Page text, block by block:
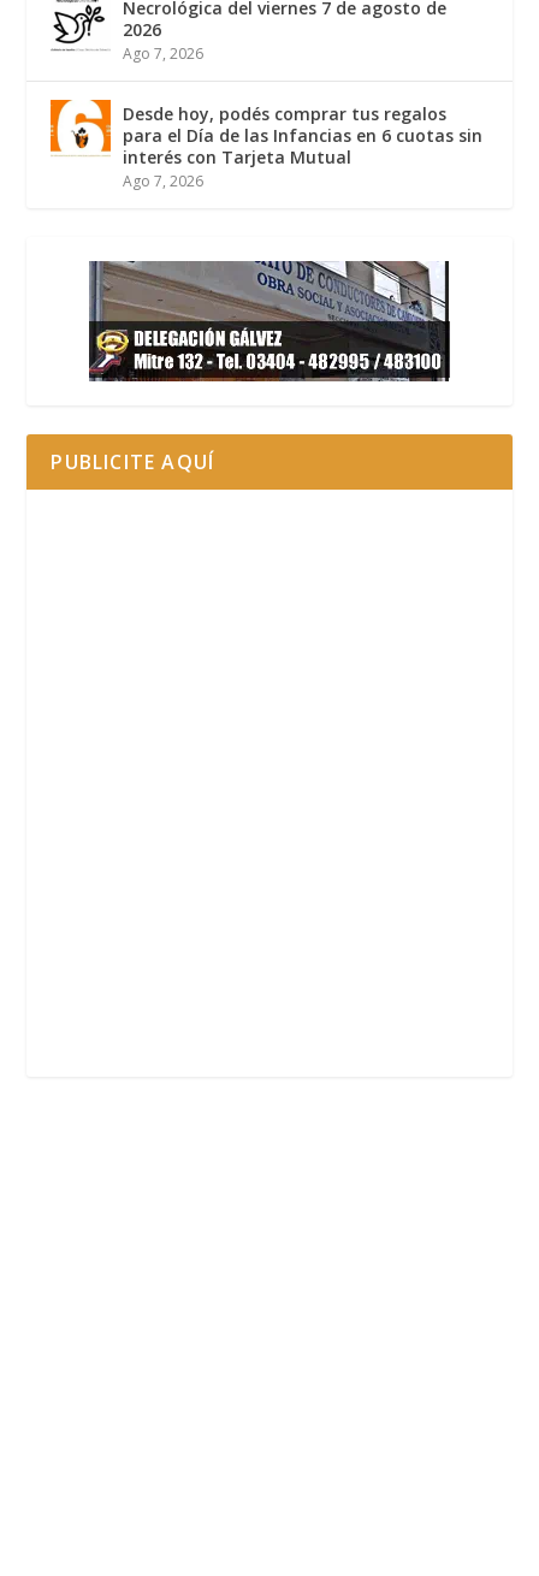
Necrológica del viernes 7 de agosto de
2026
Ago 7, 2026
Desde hoy, podés comprar tus regalos
para el Día de las Infancias en 6 cuotas sin
interés con Tarjeta Mutual
Ago 7, 2026
PUBLICITE AQUÍ